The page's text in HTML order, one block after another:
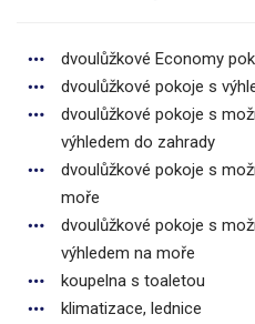
dvoulůžkové Economy
dvoulůžkové pokoje s
dvoulůžkové pokoje s
výhledem do zahrady
dvoulůžkové pokoje s
moře
dvoulůžkové pokoje s
výhledem na moře
koupelna s toaletou
klimatizace, lednice